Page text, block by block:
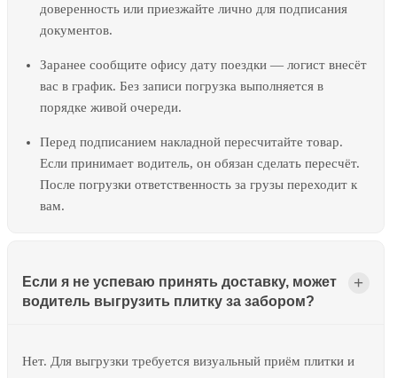
доверенность или приезжайте лично для подписания
документов.
Заранее сообщите офису дату поездки — логист внесёт
вас в график. Без записи погрузка выполняется в
порядке живой очереди.
Перед подписанием накладной пересчитайте товар.
Если принимает водитель, он обязан сделать пересчёт.
После погрузки ответственность за грузы переходит к
вам.
Если я не успеваю принять доставку, может
водитель выгрузить плитку за забором?
Нет. Для выгрузки требуется визуальный приём плитки и